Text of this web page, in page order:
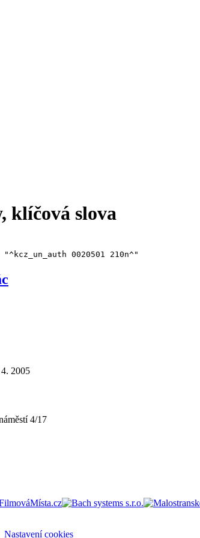
klíčová slova
0020501 210n^"
2005
4/17
Nastavení cookies